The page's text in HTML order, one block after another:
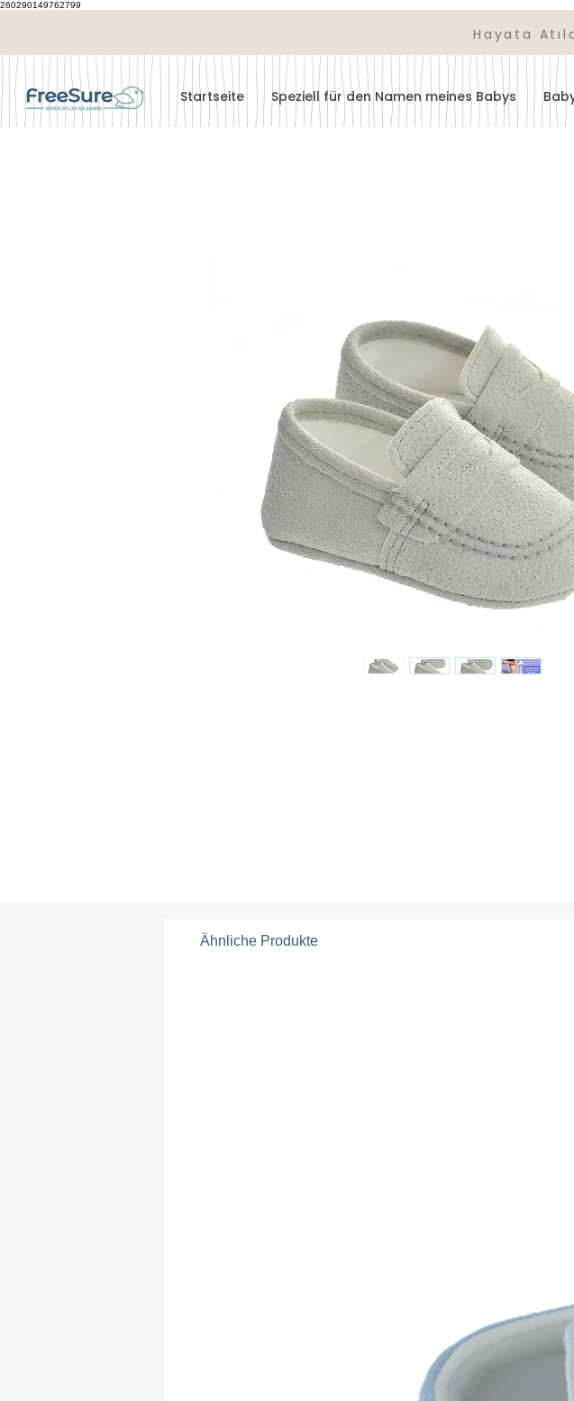
260290149762799
Hayata
Startseite Speziell für den Namen meines Babys
Ähnliche Produkte